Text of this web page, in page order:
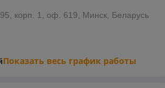
корп. 1, оф. 619, Минск, Беларусь
Показать весь график работы